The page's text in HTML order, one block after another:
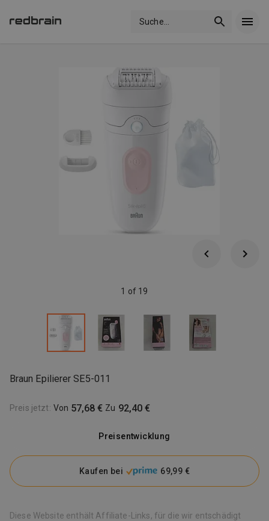
Suche
1 of 19
Braun Epilierer SE5-011
Preis jetzt: Von 57,68 € Zu 92,40 €
Preisentwicklung
Kaufen bei 69,99 €
Diese Website enthält Affiliate-Links, für die wir entschädigt